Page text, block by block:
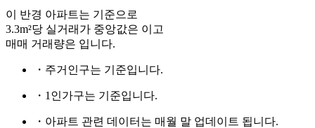
이 반경 아파트는 기준으로
3.3m²당 실거래가 중앙값은 이고
매매 거래량은 입니다.
・주거인구는 기준입니다.
・1인가구는 기준입니다.
・아파트 관련 데이터는 매월 말 업데이트 됩니다.